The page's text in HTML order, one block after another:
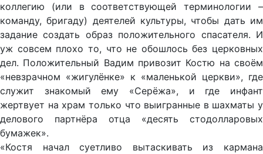
коллегию (или в соответствующей терминологии –
команду, бригаду) деятелей культуры, чтобы дать им
задание создать образ положительного спасателя. И
уж совсем плохо то, что не обошлось без церковных
дел. Положительный Вадим привозит Костю на своём
«невзрачном «жигулёнке» к «маленькой церкви», где
служит знакомый ему «Серёжа», и где инфант
жертвует на храм только что выигранные в шахматы у
делового партнёра отца «десять стодолларовых
бумажек».
«Костя начал суетливо вытаскивать из кармана